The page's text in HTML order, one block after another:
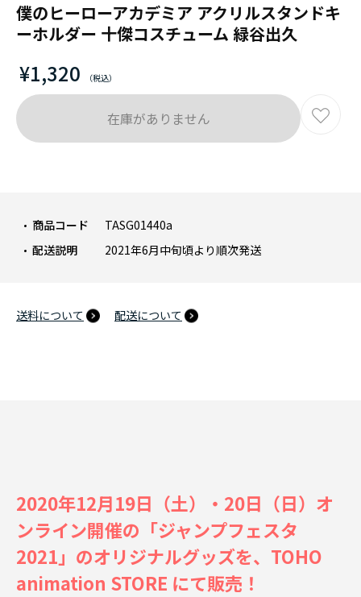
僕のヒーローアカデミア アクリルスタンドキ
ーホルダー 十傑コスチューム 緑谷出久
¥1,320
商品コード
TASG01440a
配送説明
2021年6月中旬頃より順次発送
送料について 配送について
在庫がありません
2020年12月19日（土）・20日（日）オ
ンライン開催の「ジャンプフェスタ
2021」のオリジナルグッズを、TOHO
animation STORE にて販売！